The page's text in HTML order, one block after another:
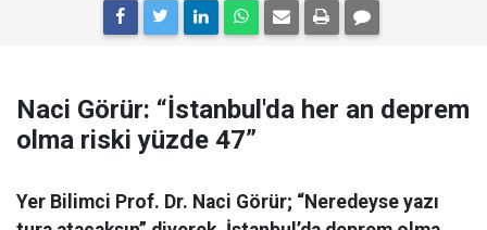
Naci Görür: “İstanbul'da her an deprem
olma riski yüzde 47”
Yer Bilimci Prof. Dr. Naci Görür; “Neredeyse yazı